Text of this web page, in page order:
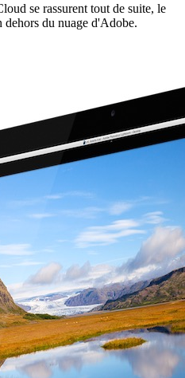
se rassurent tout de suite, le
du nuage d'Adobe.